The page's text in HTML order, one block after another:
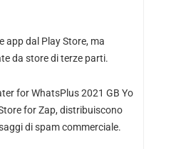
app dal Play Store, ma
da store di terze parti.
for WhatsPlus 2021 GB Yo
for Zap, distribuiscono
di spam commerciale.